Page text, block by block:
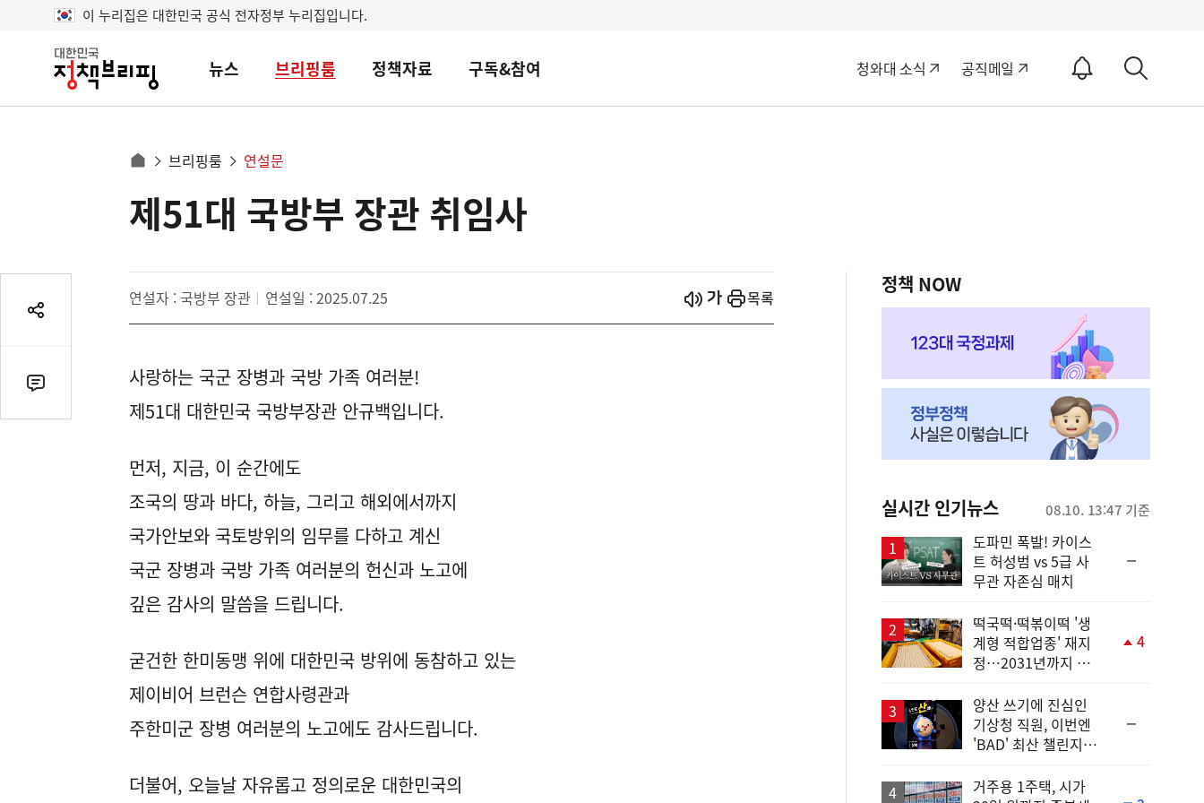
이 누리집은 대한민국 공식 전자정부 누리집입니다.
대
민
뉴스 브리핑룸 정책자료 구독&참여 청와대 소식 공직메일
알
ON
세
동
경
로
으
로
브리핑룸 연설문
영
역공
기
댓
글
제51대 국방부 장관 취임사
연설자 : 국방부 장관 연설일 : 2025.07.25 시작
열기 목록
사랑하는 국군 장병과 국방 가족 여러분!
제51대 대한민국 국방부장관 안규백입니다.
먼저, 지금, 이 순간에도
조국의 땅과 바다, 하늘, 그리고 해외에서까지
국가안보와 국토방위의 임무를 다하고 계신
국군 장병과 국방 가족 여러분의 헌신과 노고에
깊은 감사의 말씀을 드립니다.
굳건한 한미동맹 위에 대한민국 방위에 동참하고 있는
제이비어 브런슨 연합사령관과
주한미군 장병 여러분의 노고에도 감사드립니다.
더불어, 오늘날 자유롭고 정의로운 대한민국의
정책 NOW
실시간 인기뉴스 08.10. 13:47 기준
도파민 폭발! 카이스
트 허성범 vs 5급 사
무관 자존심 매치
떡국떡·떡볶이떡 '생
계형 적합업종' 재지
정…2031년까지 보
4
양산 쓰기에 진심인
기상청 직원, 이번엔
'BAD' 최산 챌린지까
거주용 1주택, 시가